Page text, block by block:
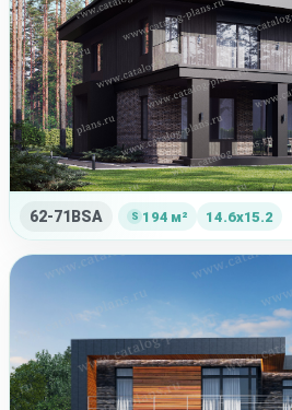
62-71BSA 194 м² 14.6x15.2